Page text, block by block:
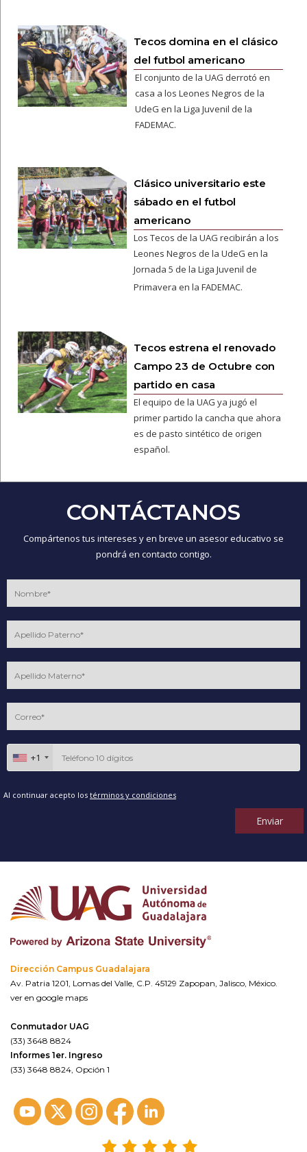
Tecos domina en el clásico
del futbol americano
El conjunto de la UAG derrotó en
casa a los Leones Negros de la
UdeG en la Liga Juvenil de la
FADEMAC.
Clásico universitario este
sábado en el futbol
americano
Los Tecos de la UAG recibirán a los
Leones Negros de la UdeG en la
Jornada 5 de la Liga Juvenil de
Primavera en la FADEMAC.
Tecos estrena el renovado
Campo 23 de Octubre con
partido en casa
El equipo de la UAG ya jugó el
primer partido la cancha que ahora
es de pasto sintético de origen
español.
CONTÁCTANOS
Compártenos tus intereses y en breve un asesor educativo se
pondrá en contacto contigo.
+1
Al continuar acepto los términos y condiciones
Enviar
Dirección Campus Guadalajara
Av. Patria 1201, Lomas del Valle, C.P. 45129 Zapopan, Jalisco, México.
ver en google maps
Conmutador UAG
(33) 3648 8824
Informes 1er. Ingreso
(33) 3648 8824, Opción 1